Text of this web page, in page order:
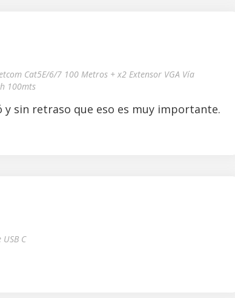
Cat5E/6/7 100 Metros + x2 Extensor VGA Vía
100mts
sin retraso que eso es muy importante.
C